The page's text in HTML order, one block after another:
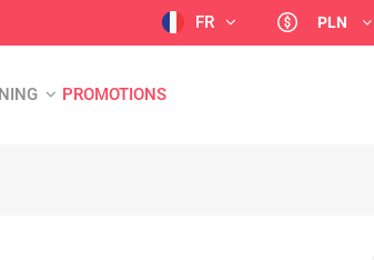
FR PLN
PROMOTIONS